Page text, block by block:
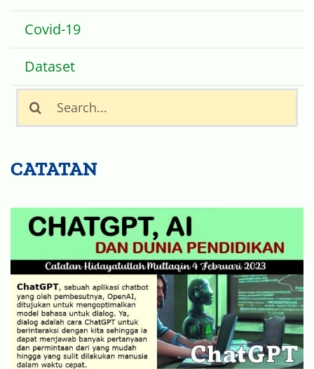
Isu Internasional
Covid-19
Dataset
Search